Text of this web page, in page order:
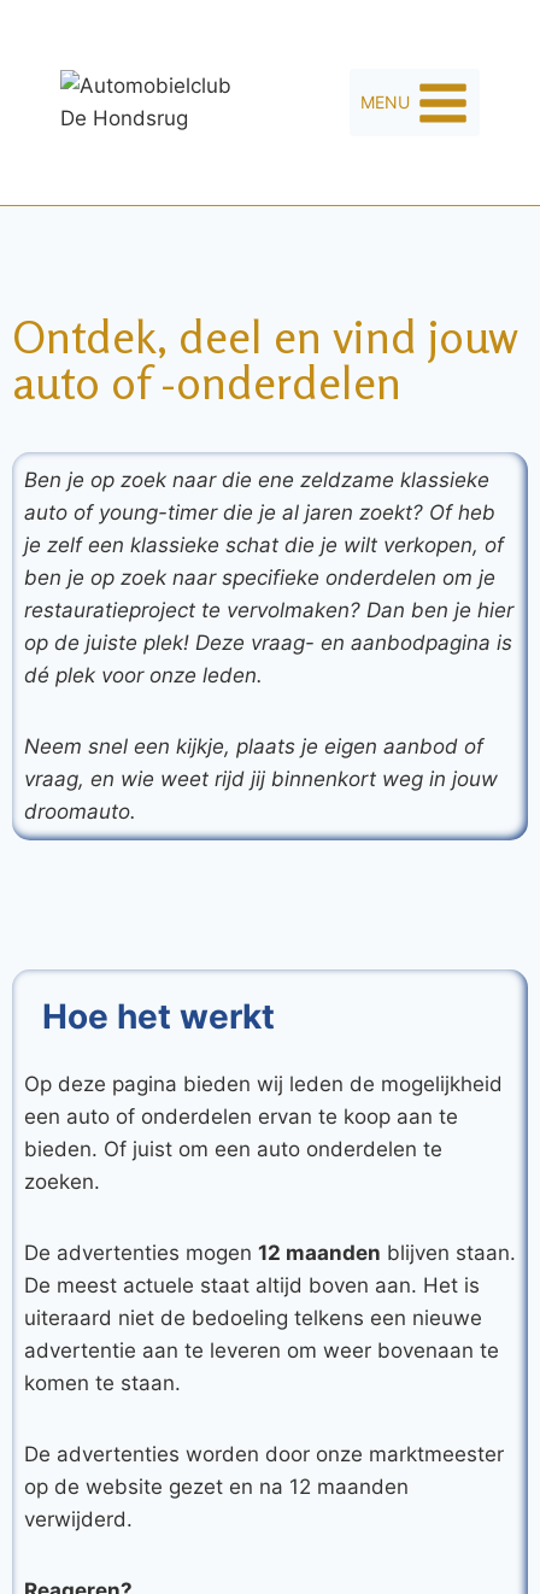
MENU
Ontdek, deel en vind jouw
auto of -onderdelen
Ben je op zoek naar die ene zeldzame klassieke
auto of young-timer die je al jaren zoekt? Of heb
je zelf een klassieke schat die je wilt verkopen, of
ben je op zoek naar specifieke onderdelen om je
restauratieproject te vervolmaken? Dan ben je hier
op de juiste plek! Deze vraag- en aanbodpagina is
dé plek voor onze leden.
Neem snel een kijkje, plaats je eigen aanbod of
vraag, en wie weet rijd jij binnenkort weg in jouw
droomauto.
Hoe het werkt
Op deze pagina bieden wij leden de mogelijkheid
een auto of onderdelen ervan te koop aan te
bieden. Of juist om een auto onderdelen te
zoeken.
De advertenties mogen 12 maanden blijven staan.
De meest actuele staat altijd boven aan. Het is
uiteraard niet de bedoeling telkens een nieuwe
advertentie aan te leveren om weer bovenaan te
komen te staan.
De advertenties worden door onze marktmeester
op de website gezet en na 12 maanden
verwijderd.